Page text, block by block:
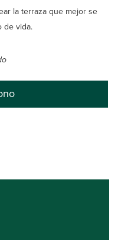
la terraza que mejor se
de vida.